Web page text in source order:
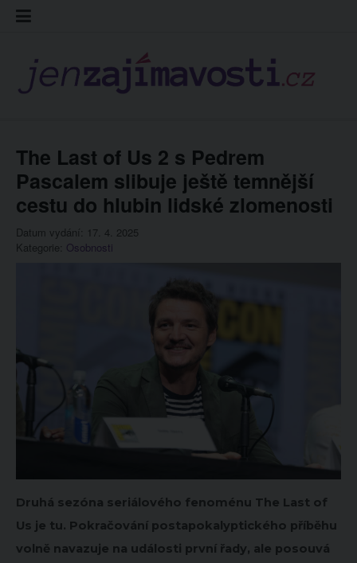
Skip
The Last of Us 2 s Pedrem
Pascalem slibuje ještě temnější
cestu do hlubin lidské zlomenosti
Datum vydání: 17. 4. 2025
Kategorie: Osobnosti
Druhá sezóna seriálového fenoménu The Last of
Us je tu. Pokračování postapokalyptického příběhu
volně navazuje na události první řady, ale posouvá